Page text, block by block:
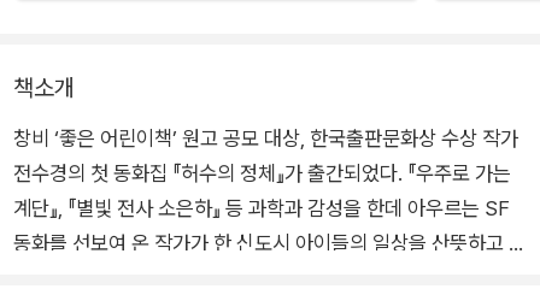
책소개
창비 ‘좋은 어린이책’ 원고 공모 대상, 한국출판문화상 수상 작가
전수경의 첫 동화집 『허수의 정체』가 출간되었다. 『우주로 가는
계단』, 『별빛 전사 소은하』 등 과학과 감성을 한데 아우르는 SF
동화를 선보여 온 작가가 한 신도시 아이들의 일상을 산뜻하고 경